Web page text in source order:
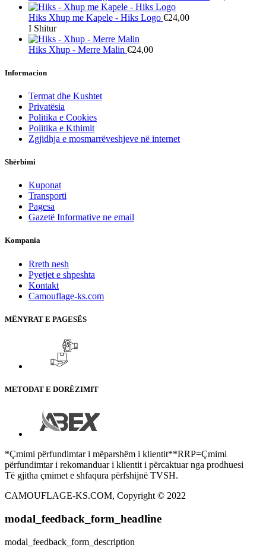
Hiks Xhup me Kapele - Hiks Logo €24,00
I Shitur
Hiks Xhup - Merre Malin €24,00
Informacion
Termat dhe Kushtet
Privatësia
Politika e Cookies
Politika e Kthimit
Zgjidhja e mosmarrëveshjeve në internet
Shërbimi
Kuponat
Transporti
Pagesa
Gazetë Informative ne email
Kompania
Rreth nesh
Pyetjet e shpeshta
Kontakt
Camouflage-ks.com
MËNYRAT E PAGESËS
METODAT E DORËZIMIT
*Çmimi përfundimtar i mëparshëm i klientit**RRP=Çmimi
përfundimtar i rekomanduar i klientit i përcaktuar nga prodhuesi
Të gjitha çmimet e shfaqura përfshijnë TVSH.
CAMOUFLAGE-KS.COM, Copyright © 2022
modal_feedback_form_headline
modal_feedback_form_description